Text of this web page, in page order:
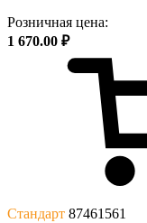
Розничная цена:
1 670.00 ₽
Стандарт 87461561